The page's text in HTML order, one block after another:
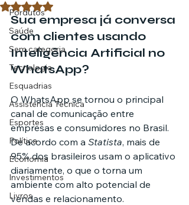
Pordutos
Saúde
Sem categoria
Tecnologia
Esquadrias
Assistencia Técnica
Esportes
Política
Economia
Investimentos
Livros
Avaliado com NaN de 5 estrelas.
Sua empresa já conversa
com clientes usando
Inteligência Artificial no
WhatsApp?
O WhatsApp se tornou o principal
canal de comunicação entre
empresas e consumidores no Brasil.
De acordo com a Statista, mais de
95% dos brasileiros usam o aplicativo
diariamente, o que o torna um
ambiente com alto potencial de
vendas e relacionamento.